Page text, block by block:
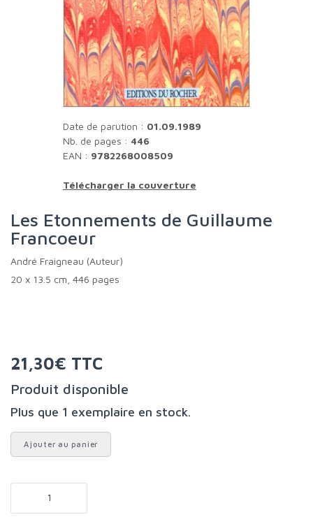
Date de parution : 01.09.1989
Nb. de pages : 446
EAN : 9782268008509
Télécharger la couverture
Les Etonnements de Guillaume
Francoeur
André Fraigneau (Auteur)
20 x 13.5 cm, 446 pages
21,30€ TTC
Produit disponible
Plus que 1 exemplaire en stock.
Ajouter au panier